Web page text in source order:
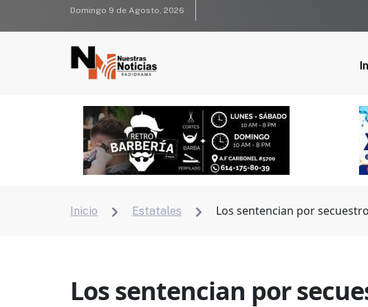
Domingo 9 de Agosto, 2026
Inicio  Estatales  Los sentencian por
Los sentencian por